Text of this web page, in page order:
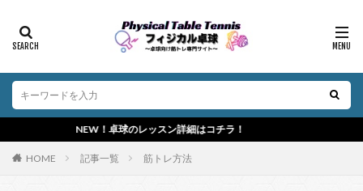
NEW！卓球のレッスン詳細はコチラ！
HOME 記事一覧 筋トレ方法